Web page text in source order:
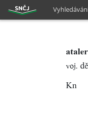
voj.
Kn